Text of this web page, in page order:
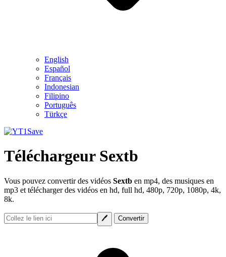
English
Español
Français
Indonesian
Filipino
Português
Türkçe
Téléchargeur Sextb
Vous pouvez convertir des vidéos Sextb en mp4, des musiques en
mp3 et télécharger des vidéos en hd, full hd, 480p, 720p, 1080p, 4k,
8k.